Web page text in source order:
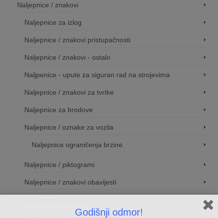
Naljepnice / znakovi
Naljepnice za izlog
Naljepnice / znakovi pristupačnosti
Naljepnice / znakovi - ostalo
Naljpenice - upute za siguran rad na strojevima
Naljepnice / znakovi za tvrtke
Naljepnice za brodove
Naljepnice / oznake za vozila
Naljepnice ograničenja brzine
Naljepnice / piktogrami
Naljepnice / znakovi obavijesti
Godišnji odmor!